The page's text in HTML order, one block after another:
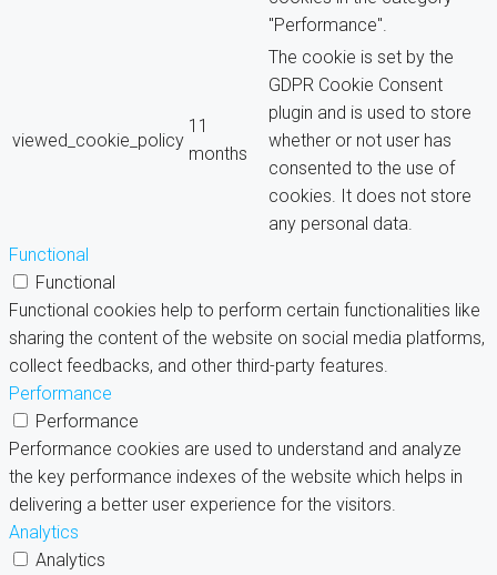
"Performance".
viewed_cookie_policy
11
months
The cookie is set by the
GDPR Cookie Consent
plugin and is used to store
whether or not user has
consented to the use of
cookies. It does not store
any personal data.
Functional
Functional
Functional cookies help to perform certain functionalities like
sharing the content of the website on social media platforms,
collect feedbacks, and other third-party features.
Performance
Performance
Performance cookies are used to understand and analyze
the key performance indexes of the website which helps in
delivering a better user experience for the visitors.
Analytics
Analytics